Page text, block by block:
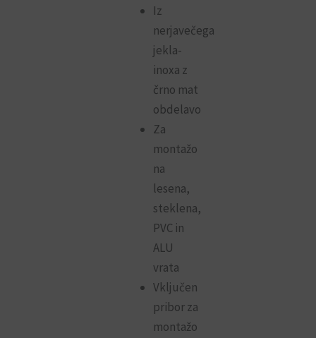
Iz
nerjavečega
jekla-
inoxa z
črno mat
obdelavo
Za
montažo
na
lesena,
steklena,
PVC in
ALU
vrata
Vključen
pribor za
montažo